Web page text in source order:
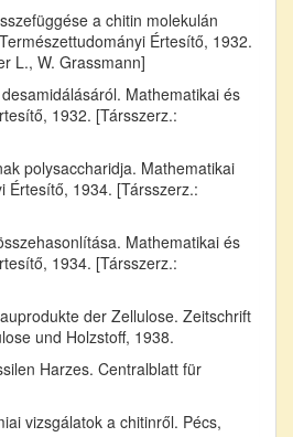
a chitin molekulán
Értesítő, 1932.
L., W. Grassmann]
Mathematikai és
1932. [Társszerz.:
polysaccharidja. Mathematikai
Értesítő, 1934. [Társszerz.:
Mathematikai és
1934. [Társszerz.:
der Zellulose. Zeitschrift
und Holzstoff, 1938.
Harzes. Centralblatt für
vizsgálatok a chitinről. Pécs,